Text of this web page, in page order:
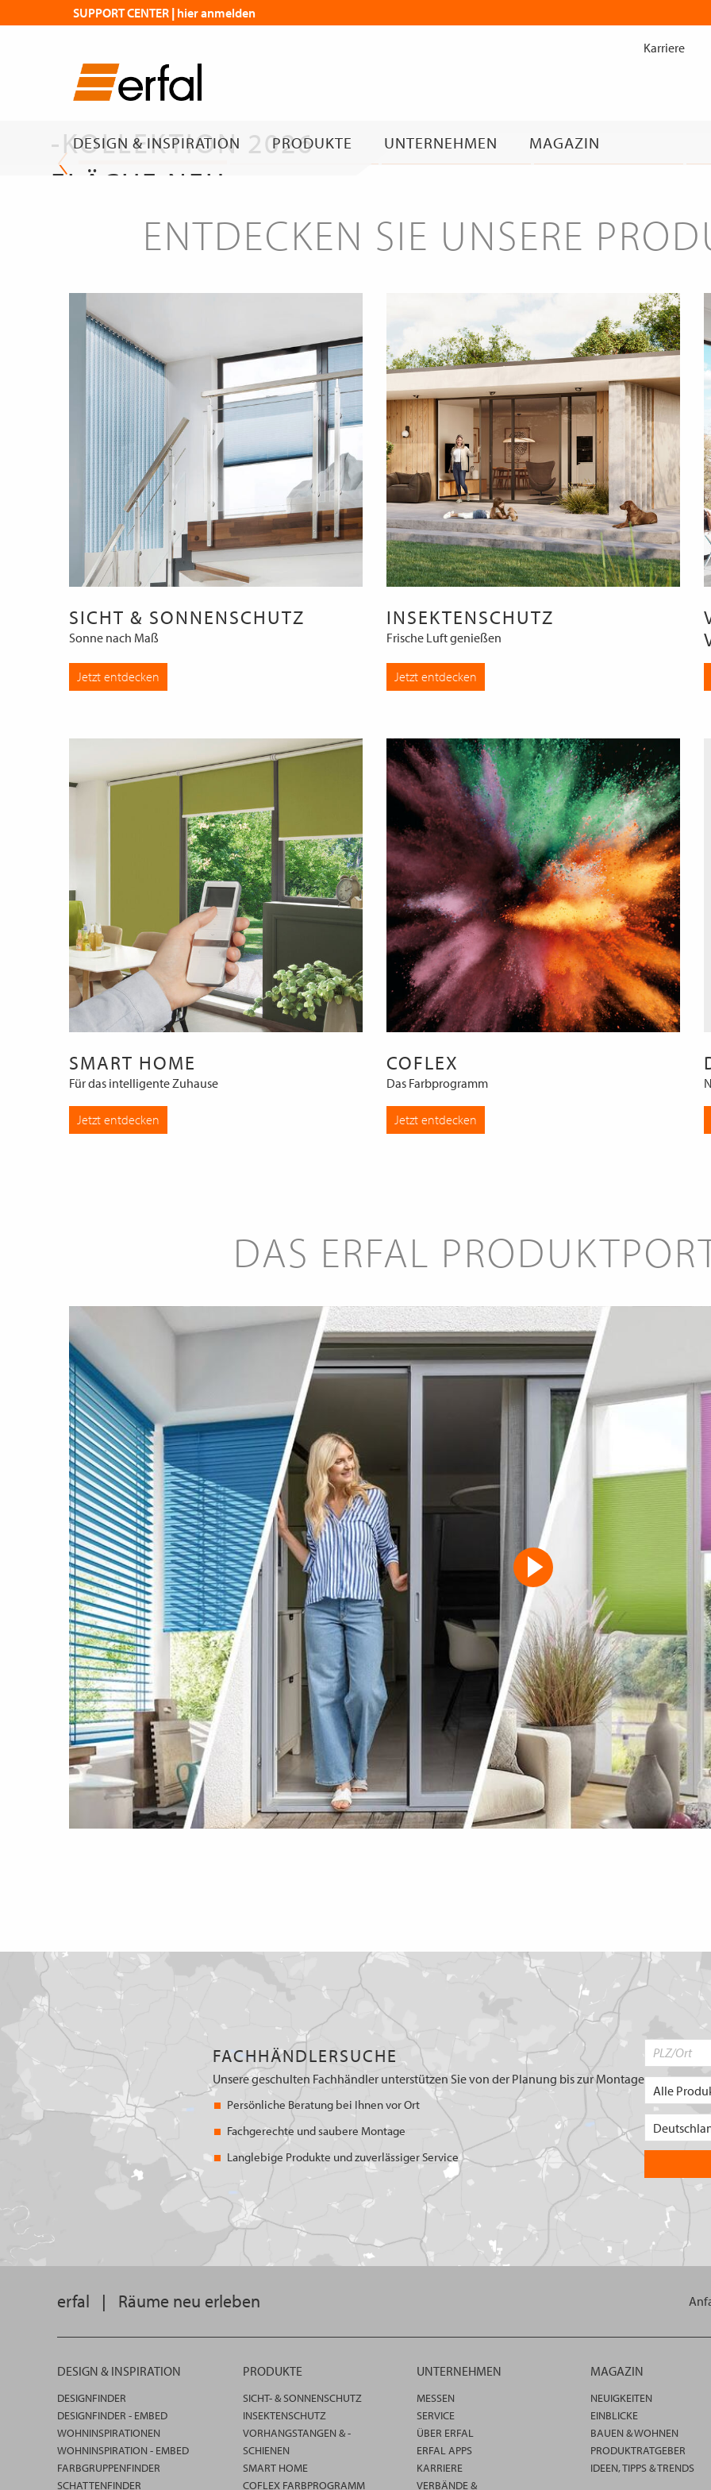
Inhalt
DESIGN & INSPIRATION PRODUKTE UNTERNEHMEN MAGAZIN
Karriere
SUPPORT CENTER | hier anmelden
DIE NEUE
FLÄCHENVORHANG
-KOLLEKTION 2026
FLÄCHE NEU
GEDACHT
erfal Magazin | Flächen mit Wirkung
ENTDECKEN SIE UNSERE
SICHT & SONNENSCHUTZ
Sonne nach Maß
Jetzt entdecken
INSEKTENSCHUTZ
Frische Luft genießen
Jetzt entdecken
SMART HOME
Für das intelligente Zuhause
Jetzt entdecken
COFLEX
Das Farbprogramm
Jetzt entdecken
DAS ERFAL
FACHHÄNDLERSUCHE
Unsere geschulten Fachhändler unterstützen Sie von der Planung bis zur Montage
Persönliche Beratung bei Ihnen vor Ort
Fachgerechte und saubere Montage
Langlebige Produkte und zuverlässiger Service
erfal | Räume neu erleben
DESIGN & INSPIRATION
DESIGNFINDER
DESIGNFINDER - EMBED
WOHNINSPIRATIONEN
WOHNINSPIRATION - EMBED
FARBGRUPPENFINDER
SCHATTENFINDER
PRODUKTE
SICHT- & SONNENSCHUTZ
INSEKTENSCHUTZ
VORHANGSTANGEN & -
SCHIENEN
SMART HOME
COFLEX FARBPROGRAMM
UNTERNEHMEN
MESSEN
SERVICE
ÜBER ERFAL
ERFAL APPS
KARRIERE
VERBÄNDE &
MAGAZIN
NEUIGKEITEN
EINBLICKE
BAUEN & WOHNEN
PRODUKTRATGEBER
IDEEN, TIPPS & TRENDS